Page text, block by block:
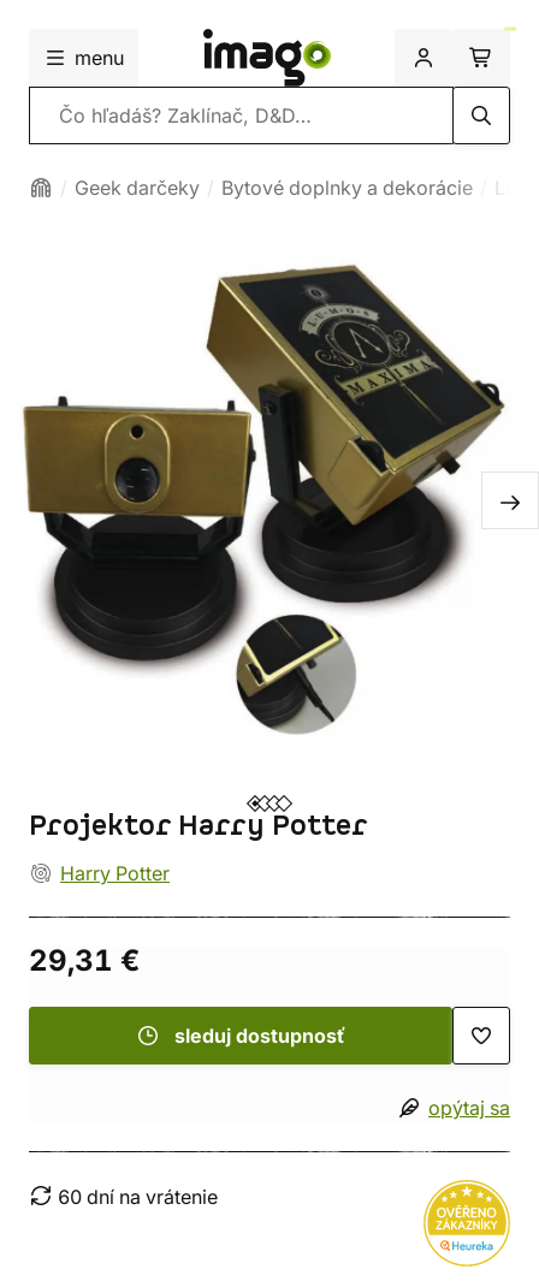
menu
Vyhľadávanie
Geek darčeky Bytové doplnky a dekorácie
Projektor Harry Potter
Harry Potter
29,31 €
sleduj dostupnosť
opýtaj sa
60 dní na vrátenie